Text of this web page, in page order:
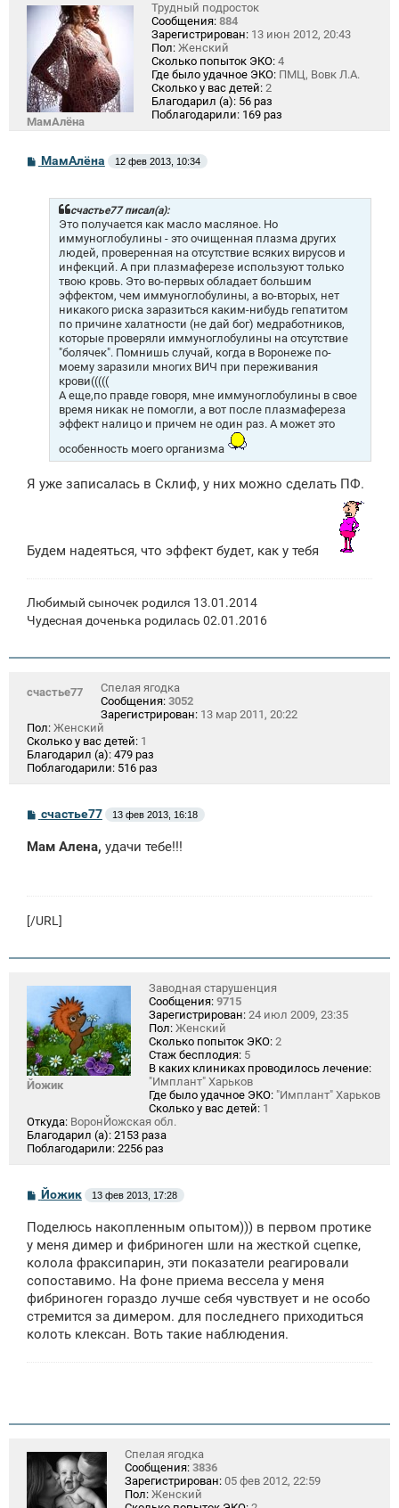
МамАлёна
Трудный подросток
Сообщения: 884
Зарегистрирован: 13 июн 2012, 20:43
Пол: Женский
Сколько попыток ЭКО: 4
Где было удачное ЭКО: ПМЦ, Вовк Л.А.
Сколько у вас детей: 2
Благодарил (а): 56 раз
Поблагодарили: 169 раз
СМамАлёна 12 фев 2013, 10:34
счастье77 писал(а):
Это получается как масло масляное. Но
иммуноглобулины - это очищенная плазма других
людей, проверенная на отсутствие всяких вирусов и
инфекций. А при плазмаферезе используют только
твою кровь. Это во-первых обладает большим
эффектом, чем иммуноглобулины, а во-вторых, нет
никакого риска заразиться каким-нибудь гепатитом
по причине халатности (не дай бог) медработников,
которые проверяли иммуноглобулины на отсутствие
"болячек". Помнишь случай, когда в Воронеже по-
моему заразили многих ВИЧ при переживания
крови(((((
А еще,по правде говоря, мне иммуноглобулины в свое
время никак не помогли, а вот после плазмафереза
эффект налицо и причем не один раз. А может это
особенность моего организма
Я уже записалась в Склиф, у них можно сделать ПФ.
Будем надеяться, что эффект будет, как у тебя
Любимый сыночек родился 13.01.2014
Чудесная доченька родилась 02.01.2016
счастье77
Спелая ягодка
Сообщения: 3052
Зарегистрирован: 13 мар 2011, 20:22
Пол: Женский
Сколько у вас детей: 1
Благодарил (а): 479 раз
Поблагодарили: 516 раз
С
б
счастье77 13 фев 2013, 16:18
Мам Алена, удачи тебе!!!
[/URL]
Йожик
Заводная старушенция
Сообщения: 9715
Зарегистрирован: 24 июл 2009, 23:35
Пол: Женский
Сколько попыток ЭКО: 2
Стаж бесплодия: 5
В каких клиниках проводилось лечение:
"Имплант" Харьков
Где было удачное ЭКО: "Имплант" Харьков
Сколько у вас детей: 1
Откуда: ВоронЙожская обл.
Благодарил (а): 2153 раза
Поблагодарили: 2256 раз
С
б
щ
н
и
Йожик 13 фев 2013, 17:28
Поделюсь накопленным опытом))) в первом протике
у меня димер и фибриноген шли на жесткой сцепке,
колола фраксипарин, эти показатели реагировали
сопоставимо. На фоне приема вессела у меня
фибриноген гораздо лучше себя чувствует и не особо
стремится за димером. для последнего приходиться
колоть клексан. Воть такие наблюдения.
Спелая ягодка
Сообщения: 3836
Зарегистрирован: 05 фев 2012, 22:59
Пол: Женский